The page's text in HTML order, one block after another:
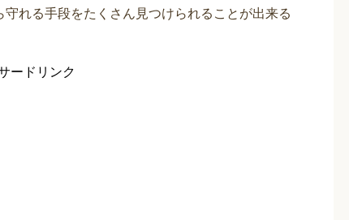
れる手段をたくさん見つけられることが出来る
ードリンク